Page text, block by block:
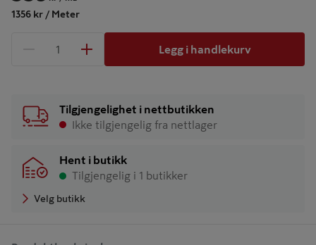
1356 kr / Meter
1 produkter
Legg i handlekurv
Tilgjengelighet i nettbutikken
Ikke tilgjengelig fra nettlager
Hent i butikk
Tilgjengelig i 1 butikker
Velg butikk